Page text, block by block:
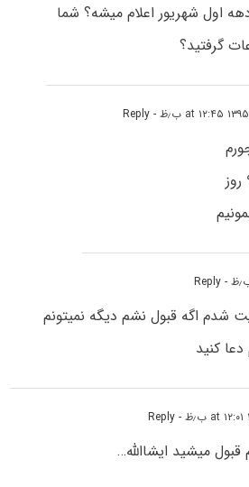
اول شهریور اعلام میشه؟ شما
گرفتید؟
- Reply
- Reply
شدم اگه قبول نشم دیگه نمیتونم
کنید
- Reply
قبول میشید ایشاالله…